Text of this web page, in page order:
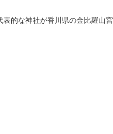
的な神社が香川県の金比羅山